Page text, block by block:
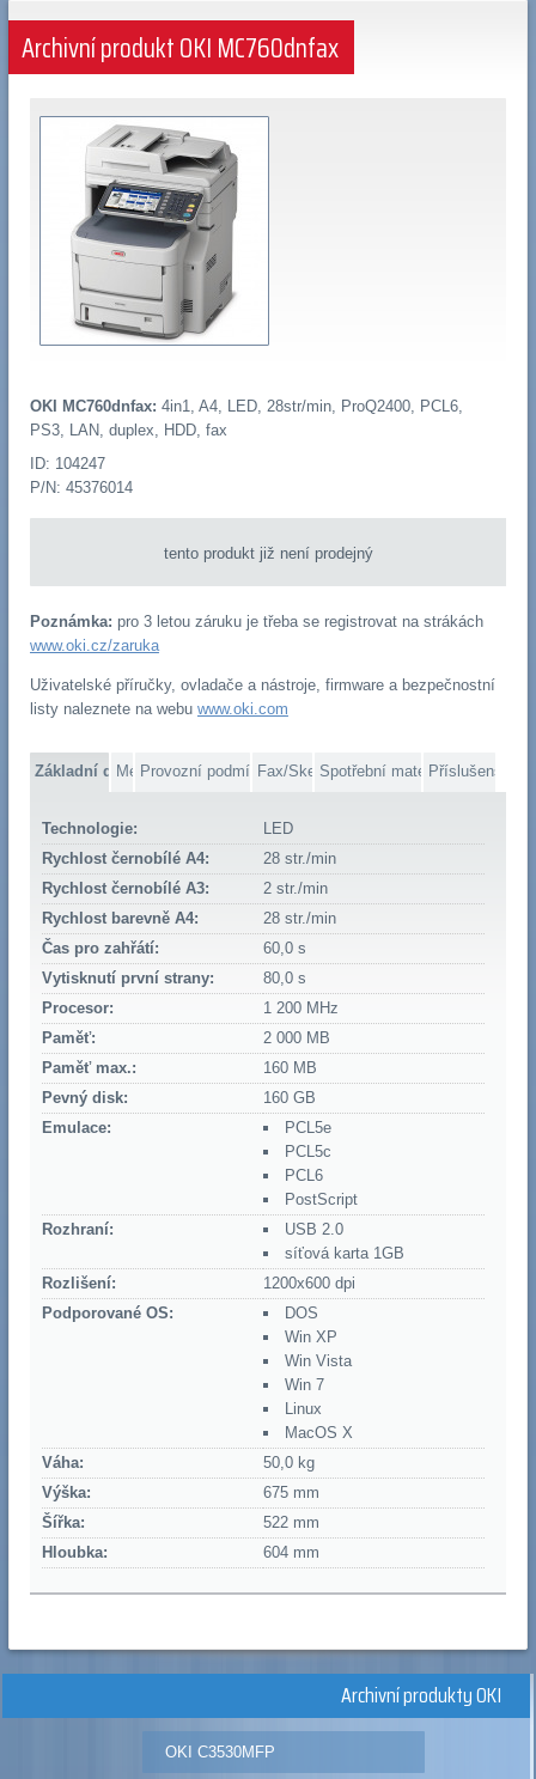
Archivní produkt OKI MC760dnfax
OKI MC760dnfax: 4in1, A4, LED, 28str/min, ProQ2400, PCL6,
PS3, LAN, duplex, HDD, fax
ID: 104247
P/N: 45376014
tento produkt již není prodejný
Poznámka: pro 3 letou záruku je třeba se registrovat na strákách
www.oki.cz/zaruka
Uživatelské příručky, ovladače a nástroje, firmware a bezpečnostní
listy naleznete na webu www.oki.com
Základní dataMédiaProvozní podmínkyFax/SkenerSpotřební materiálPříslušenství
Technologie:
LED
Rychlost černobílé A4:
28 str./min
Rychlost černobílé A3:
2 str./min
Rychlost barevně A4:
28 str./min
Čas pro zahřátí:
60,0 s
Vytisknutí první strany:
80,0 s
Procesor:
1 200 MHz
Paměť:
2 000 MB
Paměť max.:
160 MB
Pevný disk:
160 GB
Emulace:
PCL5e
PCL5c
PCL6
PostScript
Rozhraní:
USB 2.0
síťová karta 1GB
Rozlišení:
1200x600 dpi
Podporované OS:
DOS
Win XP
Win Vista
Win 7
Linux
MacOS X
Váha:
50,0 kg
Výška:
675 mm
Šířka:
522 mm
Hloubka:
604 mm
Archivní produkty OKI
OKI C3530MFP